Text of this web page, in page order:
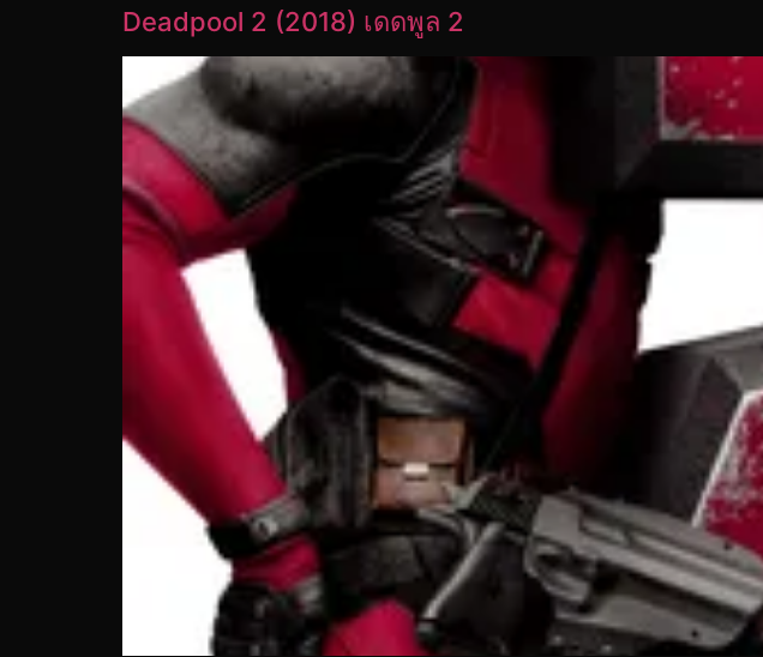
Deadpool 2 (2018) เดดพูล 2